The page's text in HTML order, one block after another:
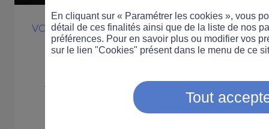
VOITURE INNOVATION
Un assistant
voiture d’ici
En cliquant sur « Paramétrer les cookies », vous
détail de ces finalités ainsi que de la liste de nos
préférences. Pour en savoir plus ou modifier vos
sur le lien "Cookies" présent dans le menu de ce
Tout